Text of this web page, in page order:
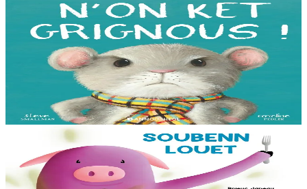
Bannoù-heol
I'm not grumpy!
À la lisière de la forêt vit une petite souris. C'est la souris la plus
grognonne et la plus hargneuse des environs, jusqu'à sa rencontre
avec un petit blaireau...
En stock13,00 €
Soubenn louet